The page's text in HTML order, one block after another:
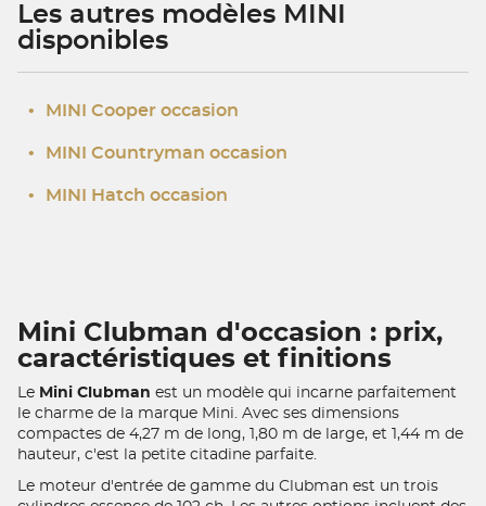
Les autres modèles MINI
disponibles
• MINI Cooper occasion
• MINI Countryman occasion
• MINI Hatch occasion
Mini Clubman d'occasion : prix,
caractéristiques et finitions
Le Mini Clubman est un modèle qui incarne parfaitement
le charme de la marque Mini. Avec ses dimensions
compactes de 4,27 m de long, 1,80 m de large, et 1,44 m de
hauteur, c'est la petite citadine parfaite.
Le moteur d'entrée de gamme du Clubman est un trois